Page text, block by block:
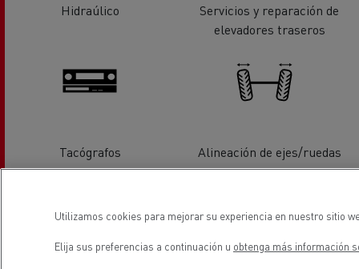
Hidraúlico
Servicios y reparación de
elevadores traseros
Tacógrafos Alineación de ejes/ruedas
Utilizamos cookies para mejorar su experiencia en nuestro sitio
Elija sus preferencias a continuación u obtenga más información